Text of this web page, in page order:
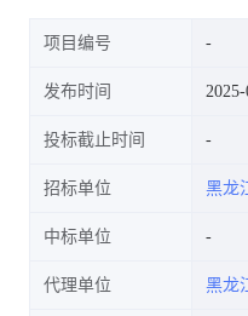
流改造项目
(四批)采购
项目编号
发布时间
投标截止时间
招标单位 黑龙
中标单位
代理单位 黑龙